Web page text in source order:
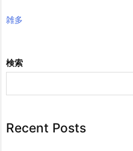
雑多
検索
Recent Posts